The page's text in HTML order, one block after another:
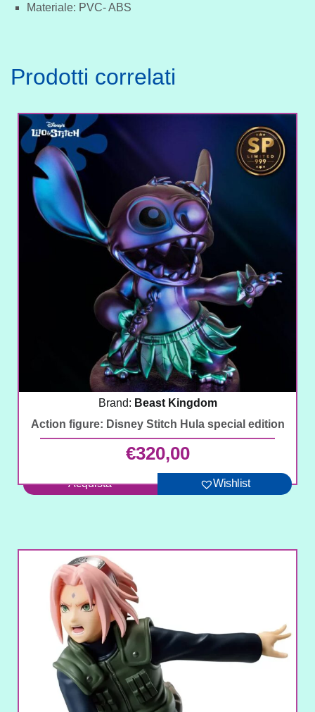
Materiale: PVC- ABS
Prodotti correlati
Brand: Beast Kingdom
Action figure: Disney Stitch Hula special edition
€320,00
Acquista Wishlist